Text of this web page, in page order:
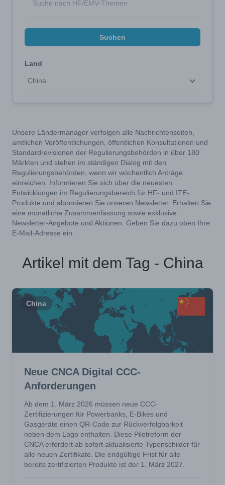
Suchen
Land
China
Unsere Ländermanager verfolgen alle Nachrichtenseiten,
amtlichen Veröffentlichungen, öffentlichen Konsultationen und
Standardrevisionen der Regulierungsbehörden in über 180
Märkten und stehen im ständigen Dialog mit den
Regulierungsbehörden, wenn wir wöchentlich Anträge
einreichen. Informieren Sie sich über die neuesten
Entwicklungen im Regulierungsbereich für HF- und ITE-
Produkte und abonnieren Sie unseren Newsletter. Erhalten Sie
eine monatliche Zusammenfassung sowie exklusive
Newsletter-Angebote und Aktionen. Geben Sie dazu oben Ihre
E-Mail-Adresse ein.
Artikel mit dem Tag - China
China
Neue CNCA Digital CCC-
Anforderungen
Ab dem 1. März 2026 müssen neue CCC-
Zertifizierungen für Powerbanks, E-Bikes und
Gasgeräte einen QR-Code zur Rückverfolgbarkeit
neben dem Logo enthalten. Diese Pilotreform der
CNCA erfordert ab sofort aktualisierte Typenschilder für
alle neuen Zertifikate. Die endgültige Frist für alle
bereits zertifizierten Produkte ist der 1. März 2027.